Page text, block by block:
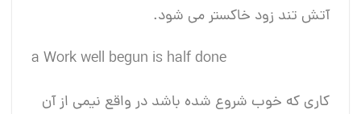
آتش تند زود خاکستر می شود.
a Work well begun is half done
کاری که خوب شروع شده باشد در واقع نیمی از آن